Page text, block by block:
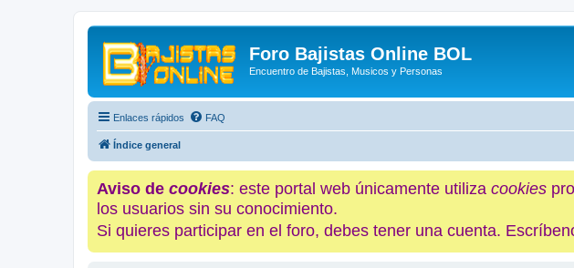
Foro Bajistas Online BOL
Encuentro de Bajistas, Musicos y Personas
Enlaces rápidos FAQ
Índice general
Aviso de cookies: este portal web únicamente utiliza cookies
los usuarios sin su conocimiento.
Si quieres participar en el foro, debes tener una cuenta.